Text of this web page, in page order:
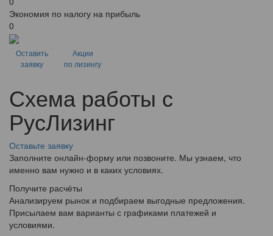
Экономия по налогу на прибыль
0
Оставить
заявку
Акции
по лизингу
Схема работы с
РусЛизинг
Оставьте заявку
Заполните онлайн-форму или позвоните. Мы узнаем, что
именно вам нужно и в каких условиях.
Получите расчёты
Анализируем рынок и подбираем выгодные предложения.
Присылаем вам варианты с графиками платежей и
условиями.